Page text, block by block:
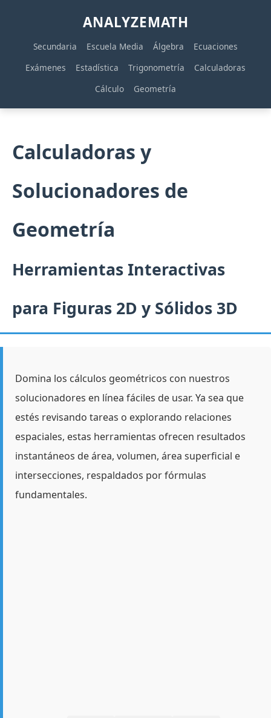
ANALYZEMATH
Secundaria Escuela Media Álgebra
Ecuaciones
Exámenes
Estadística Trigonometría
Calculadoras
Cálculo
Geometría
Calculadoras y
Solucionadores de
Geometría
Herramientas Interactivas
para Figuras 2D y Sólidos 3D
Domina los cálculos geométricos con nuestros
solucionadores en línea fáciles de usar. Ya sea que
estés revisando tareas o explorando relaciones
espaciales, estas herramientas ofrecen resultados
instantáneos de área, volumen, área superficial e
intersecciones, respaldados por fórmulas
fundamentales.